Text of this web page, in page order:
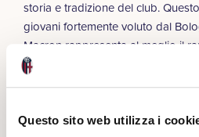
Questo sito web utilizza i
storia e tradizione del club.
giovani fortemente voluto dal
Macron rappresenta al meglio il
collaborazione che esiste ormai
maglia del Bologna”cliccando